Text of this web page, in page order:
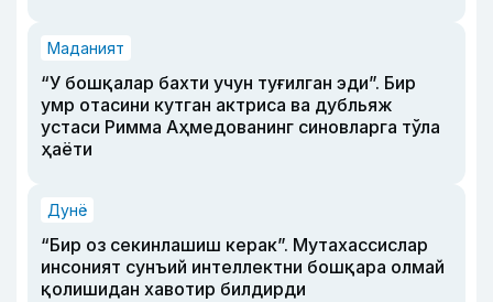
Маданият
“У бошқалар бахти учун туғилган эди”. Бир
умр отасини кутган актриса ва дубльяж
устаси Римма Аҳмедованинг синовларга тўла
ҳаёти
Дунё
“Бир оз секинлашиш керак”. Мутахассислар
инсоният сунъий интеллектни бошқара олмай
қолишидан хавотир билдирди